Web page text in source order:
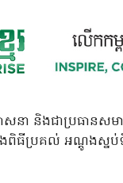
នា និងជាប្រធានស
ងពិធីប្រគល់ អណ្ដូងស្